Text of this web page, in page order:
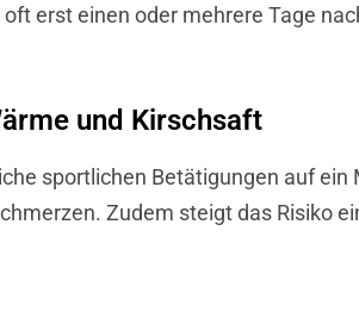
erst einen oder mehrere Tage
und Kirschsaft
sportlichen Betätigungen auf
Zudem steigt das Risiko